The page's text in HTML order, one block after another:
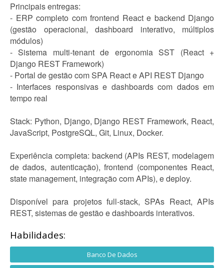
Principais entregas:
- ERP completo com frontend React e backend Django
(gestão operacional, dashboard interativo, múltiplos
módulos)
- Sistema multi-tenant de ergonomia SST (React +
Django REST Framework)
- Portal de gestão com SPA React e API REST Django
- Interfaces responsivas e dashboards com dados em
tempo real
Stack: Python, Django, Django REST Framework, React,
JavaScript, PostgreSQL, Git, Linux, Docker.
Experiência completa: backend (APIs REST, modelagem
de dados, autenticação), frontend (componentes React,
state management, integração com APIs), e deploy.
Disponível para projetos full-stack, SPAs React, APIs
REST, sistemas de gestão e dashboards interativos.
Habilidades:
Banco De Dados